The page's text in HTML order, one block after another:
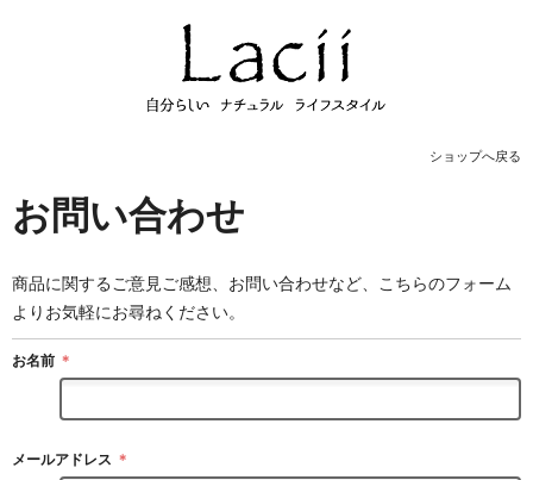
ショップへ戻る
お問い合わせ
商品に関するご意見ご感想、お問い合わせなど、こちらのフォーム
よりお気軽にお尋ねください。
お名前 ＊
メールアドレス ＊